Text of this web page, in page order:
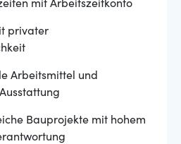
mit Arbeitszeitkonto
privater
Arbeitsmittel und
Bauprojekte mit hohem